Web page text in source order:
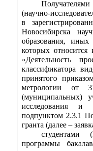
(научно-
в
Новосибирска
образования, иных
которых
«Деятельность
классификатора
принятого
метрологии от
(муниципальных)
исследования и
подпунктом 2.3.1
гранта (далее –
студентами
программы